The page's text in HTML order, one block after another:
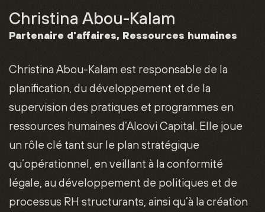
Christina Abou-Kalam
Partenaire d'affaires, Ressources humaines
Christina Abou-Kalam est responsable de la
planification, du développement et de la
supervision des pratiques et programmes en
ressources humaines d’Alcovi Capital. Elle joue
un rôle clé tant sur le plan stratégique
qu’opérationnel, en veillant à la conformité
légale, au développement de politiques et de
processus RH structurants, ainsi qu’à la création